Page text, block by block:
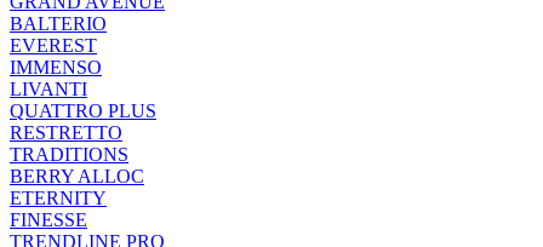
BALTERIO
EVEREST
IMMENSO
LIVANTI
QUATTRO PLUS
RESTRETTO
TRADITIONS
BERRY ALLOC
ETERNITY
FINESSE
TRENDLINE PRO